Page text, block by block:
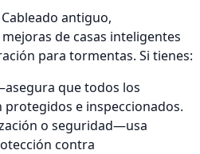
antiguo,
de casas inteligentes
para tormentas. Si tienes:
que todos los
e inspeccionados.
o seguridad—usa
contra